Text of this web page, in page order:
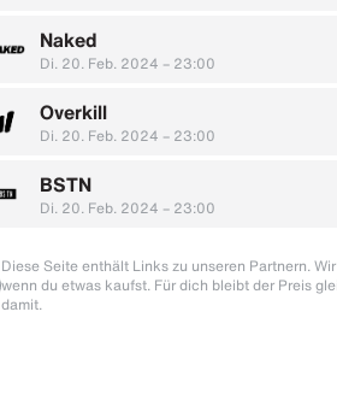
Naked
Di. 20. Feb. 2024 – 23:00
Overkill
Di. 20. Feb. 2024 – 23:00
BSTN
Di. 20. Feb. 2024 – 23:00
Diese Seite enthält Links zu unseren Partnern.
wenn du etwas kaufst. Für dich bleibt der Preis
damit.